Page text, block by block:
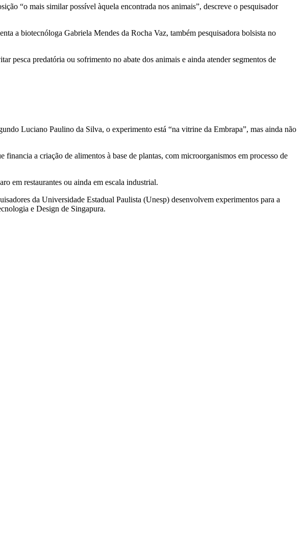
“o mais similar possível àquela encontrada nos animais”, descreve o pesquisador
a biotecnóloga Gabriela Mendes da Rocha Vaz, também pesquisadora bolsista no
pesca predatória ou sofrimento no abate dos animais e ainda atender segmentos de
Luciano Paulino da Silva, o experimento está “na vitrine da Embrapa”, mas ainda não
a criação de alimentos à base de plantas, com microorganismos em processo de
em restaurantes ou ainda em escala industrial.
da Universidade Estadual Paulista (Unesp) desenvolvem experimentos para a
e Design de Singapura.